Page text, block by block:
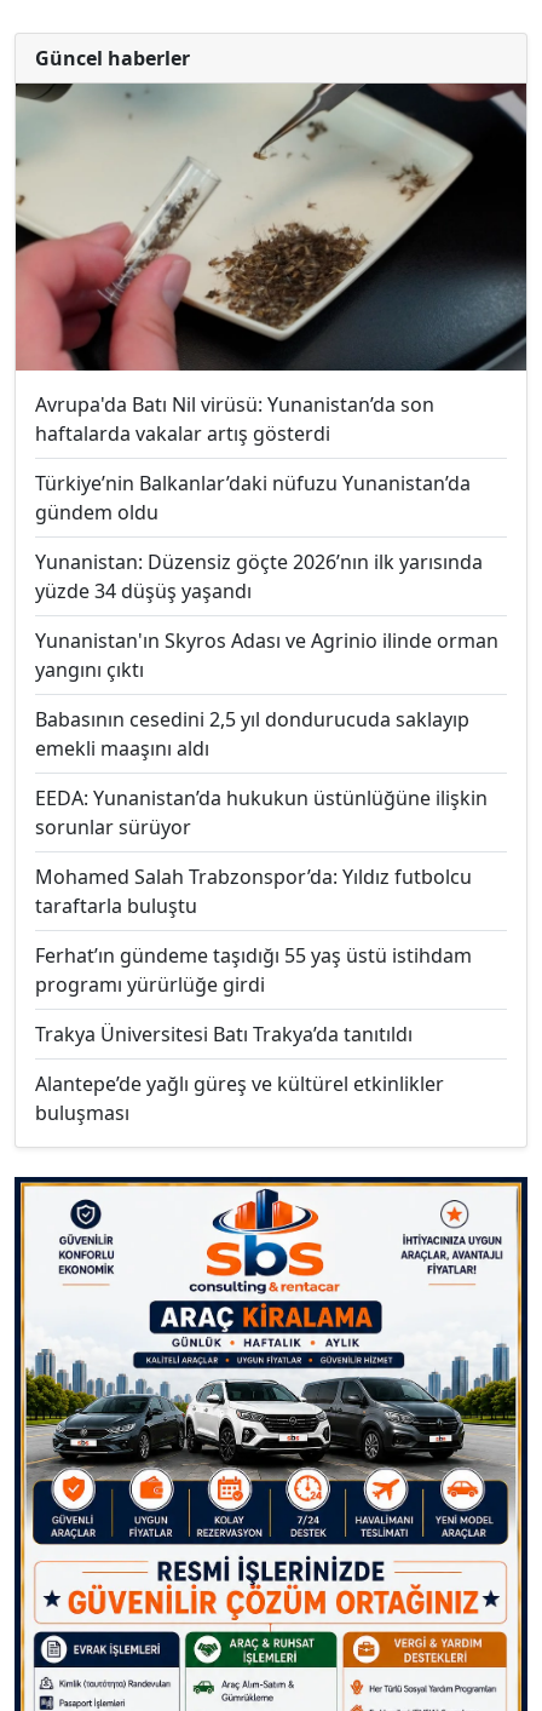
Güncel haberler
Avrupa'da Batı Nil virüsü: Yunanistan’da son
haftalarda vakalar artış gösterdi
Türkiye’nin Balkanlar’daki nüfuzu Yunanistan’da
gündem oldu
Yunanistan: Düzensiz göçte 2026’nın ilk yarısında
yüzde 34 düşüş yaşandı
Yunanistan'ın Skyros Adası ve Agrinio ilinde orman
yangını çıktı
Babasının cesedini 2,5 yıl dondurucuda saklayıp
emekli maaşını aldı
EEDA: Yunanistan’da hukukun üstünlüğüne ilişkin
sorunlar sürüyor
Mohamed Salah Trabzonspor’da: Yıldız futbolcu
taraftarla buluştu
Ferhat’ın gündeme taşıdığı 55 yaş üstü istihdam
programı yürürlüğe girdi
Trakya Üniversitesi Batı Trakya’da tanıtıldı
Alantepe’de yağlı güreş ve kültürel etkinlikler
buluşması